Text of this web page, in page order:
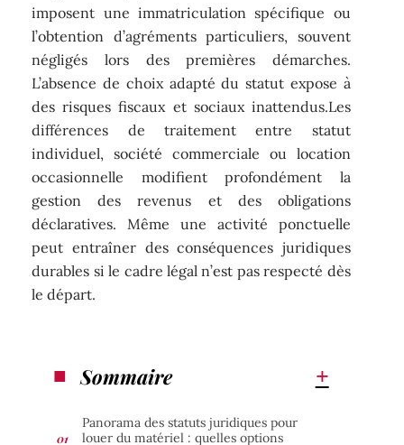
imposent une immatriculation spécifique ou
l’obtention d’agréments particuliers, souvent
négligés lors des premières démarches.
L’absence de choix adapté du statut expose à
des risques fiscaux et sociaux inattendus.Les
différences de traitement entre statut
individuel, société commerciale ou location
occasionnelle modifient profondément la
gestion des revenus et des obligations
déclaratives. Même une activité ponctuelle
peut entraîner des conséquences juridiques
durables si le cadre légal n’est pas respecté dès
le départ.
Sommaire
Panorama des statuts juridiques pour
louer du matériel : quelles options